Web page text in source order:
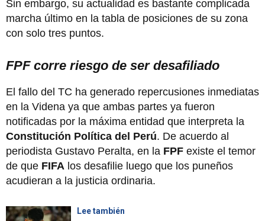
Sin embargo, su actualidad es bastante complicada
marcha último en la tabla de posiciones de su zona
con solo tres puntos.
FPF corre riesgo de ser desafiliado
El fallo del TC ha generado repercusiones inmediatas
en la Videna ya que ambas partes ya fueron
notificadas por la máxima entidad que interpreta la
Constitución Política del Perú. De acuerdo al
periodista Gustavo Peralta, en la FPF existe el temor
de que FIFA los desafilie luego que los puneños
acudieran a la justicia ordinaria.
Lee también